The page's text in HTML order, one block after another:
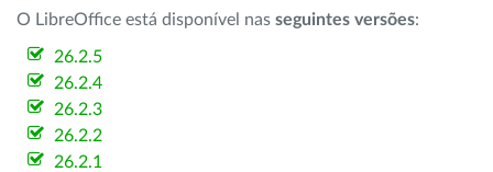
O LibreOffice está disponível nas seguintes versões:
26.2.5
26.2.4
26.2.3
26.2.2
26.2.1